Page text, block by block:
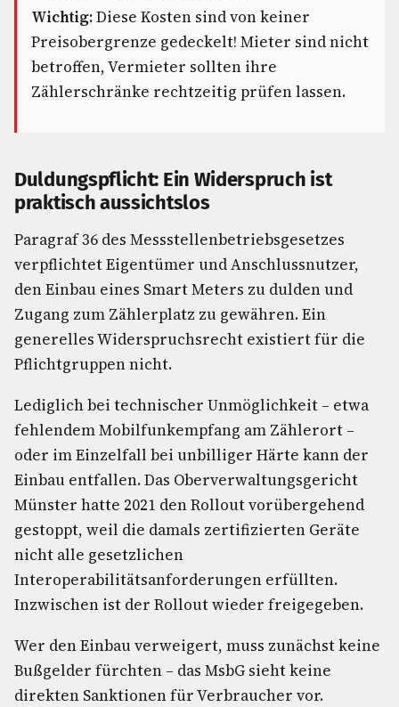
Wichtig:Diese Kosten sind von keiner
Preisobergrenze gedeckelt! Mieter sind nicht
betroffen, Vermieter sollten ihre
Zählerschränke rechtzeitig prüfen lassen.
Duldungspflicht: Ein Widerspruch ist
praktisch aussichtslos
Paragraf 36 des Messstellenbetriebsgesetzes
verpflichtet Eigentümer und Anschlussnutzer,
den Einbau eines Smart Meters zu dulden und
Zugang zum Zählerplatz zu gewähren. Ein
generelles Widerspruchsrecht existiert für die
Pflichtgruppen nicht.
Lediglich bei technischer Unmöglichkeit – etwa
fehlendem Mobilfunkempfang am Zählerort –
oder im Einzelfall bei unbilliger Härte kann der
Einbau entfallen. Das Oberverwaltungsgericht
Münster hatte 2021 den Rollout vorübergehend
gestoppt, weil die damals zertifizierten Geräte
nicht alle gesetzlichen
Interoperabilitätsanforderungen erfüllten.
Inzwischen ist der Rollout wieder freigegeben.
Wer den Einbau verweigert, muss zunächst keine
Bußgelder fürchten – das MsbG sieht keine
direkten Sanktionen für Verbraucher vor.